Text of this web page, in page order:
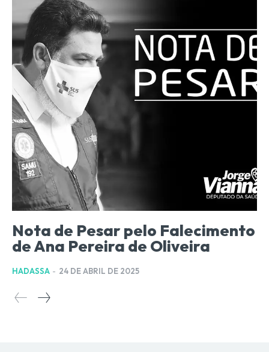
Nota de Pesar pelo Falecimento
de Ana Pereira de Oliveira
HADASSA - 24 DE ABRIL DE 2025